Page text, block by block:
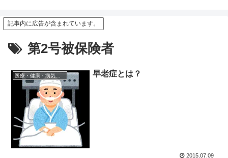
記事内に広告が含まれています。
第2号被保険者
医療・健康・病気・薬・サプリメント 早老症とは？
2015.07.09